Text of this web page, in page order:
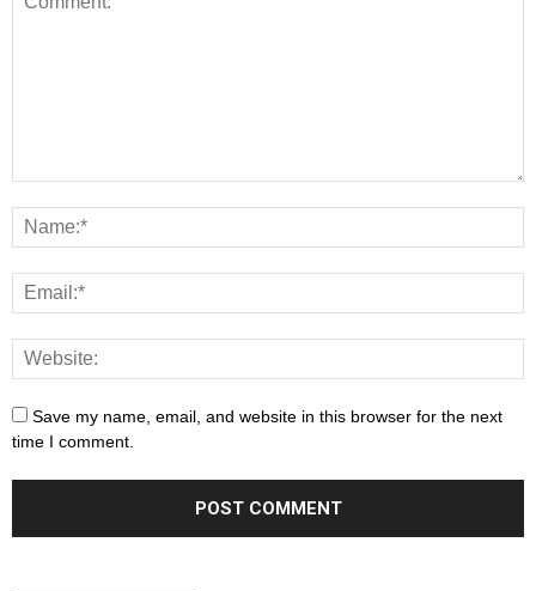
Save my name, email, and website in this browser for the next
time I comment.